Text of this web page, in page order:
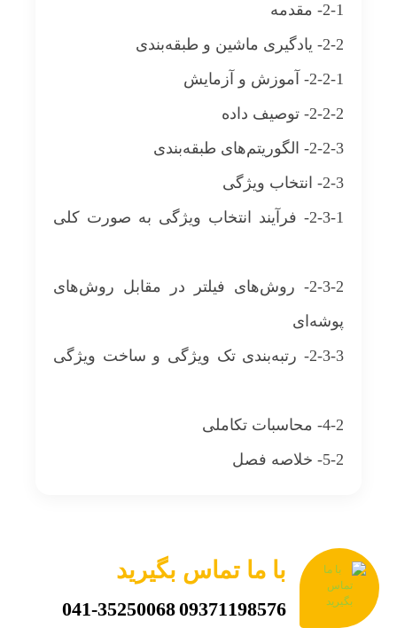
2-1- مقدمه
2-2- یادگیری ماشین و طبقه‌بندی
2-2-1- آموزش و آزمایش
2-2-2- توصیف داده
2-2-3- الگوریتم‌های طبقه‌بندی
2-3- انتخاب ویژگی
2-3-1- فرآیند انتخاب ویژگی به صورت کلی
2-3-2- روش‌های فیلتر در مقابل روش‌های
پوشه‌ای
2-3-3- رتبه‌بندی تک ویژگی و ساخت ویژگی
4-2- محاسبات تکاملی
5-2- خلاصه فصل
با ما تماس بگیرید
09371198576
041-35250068